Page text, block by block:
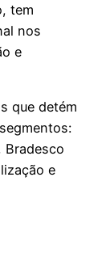
tem
nos
e
que detém
Bradesco
e